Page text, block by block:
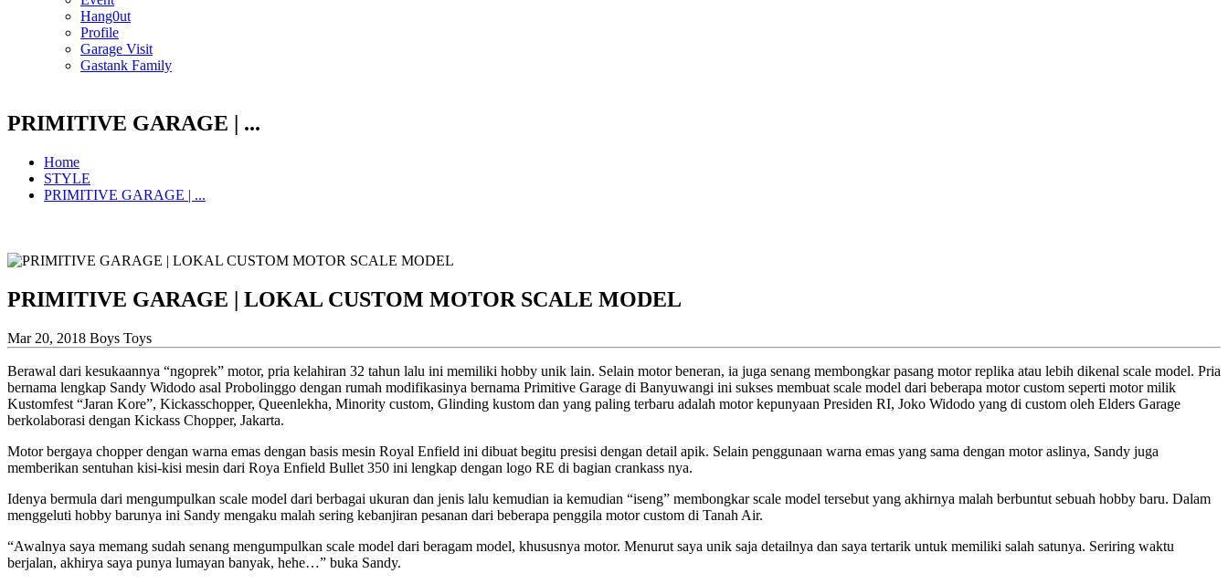
Hang0ut
Profile
Garage Visit
Gastank Family
PRIMITIVE GARAGE | ...
Home
STYLE
PRIMITIVE GARAGE | ...
PRIMITIVE GARAGE | LOKAL CUSTOM MOTOR SCALE MODEL
Mar 20, 2018 Boys Toys
Berawal dari kesukaannya “ngoprek” motor, pria kelahiran 32 tahun lalu ini memiliki hobby unik lain. Selain motor beneran, ia juga senang membongkar pasang motor replika atau lebih dikenal scale model. Pria
bernama lengkap Sandy Widodo asal Probolinggo dengan rumah modifikasinya bernama Primitive Garage di Banyuwangi ini sukses membuat scale model dari beberapa motor custom seperti motor milik
Kustomfest “Jaran Kore”, Kickasschopper, Queenlekha, Minority custom, Glinding kustom dan yang paling terbaru adalah motor kepunyaan Presiden RI, Joko Widodo yang di custom oleh Elders Garage
berkolaborasi dengan Kickass Chopper, Jakarta.
Motor bergaya chopper dengan warna emas dengan basis mesin Royal Enfield ini dibuat begitu presisi dengan detail apik. Selain penggunaan warna emas yang sama dengan motor aslinya, Sandy juga
memberikan sentuhan kisi-kisi mesin dari Roya Enfield Bullet 350 ini lengkap dengan logo RE di bagian crankass nya.
Idenya bermula dari mengumpulkan scale model dari berbagai ukuran dan jenis lalu kemudian ia kemudian “iseng” membongkar scale model tersebut yang akhirnya malah berbuntut sebuah hobby baru. Dalam
menggeluti hobby barunya ini Sandy mengaku malah sering kebanjiran pesanan dari beberapa penggila motor custom di Tanah Air.
“Awalnya saya memang sudah senang mengumpulkan scale model dari beragam model, khususnya motor. Menurut saya unik saja detailnya dan saya tertarik untuk memiliki salah satunya. Seriring waktu
berjalan, akhirya saya punya lumayan banyak, hehe…” buka Sandy.